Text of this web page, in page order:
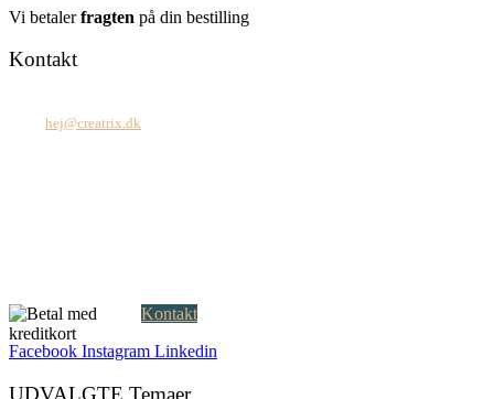
Vi betalerfragten på din bestilling
Kontakt
hej@creatrix.dk
Kontakt
Facebook Instagram Linkedin
UDVALGTE Temaer